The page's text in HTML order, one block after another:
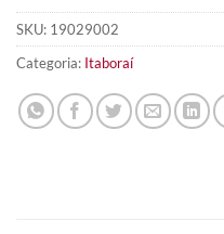
SKU: 19029002
Categoria: Itaboraí